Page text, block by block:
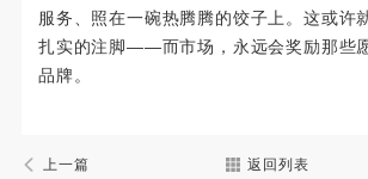
服务、照在一碗热腾腾的饺子上。这或许
扎实的注脚——而市场，永远会奖励那些
品牌。
上一篇 返回列表